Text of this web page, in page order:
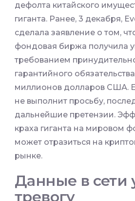
дефолта китайского
гиганта. Ранее, 3 декабря,
сделала заявление о том,
фондовая биржа получила
требованием
гарантийного
миллионов долларов США.
не выполнит просьбу,
дальнейшие претензии.
краха гиганта на мировом
может отразиться на
рынке.
Данные в сети
тревогу